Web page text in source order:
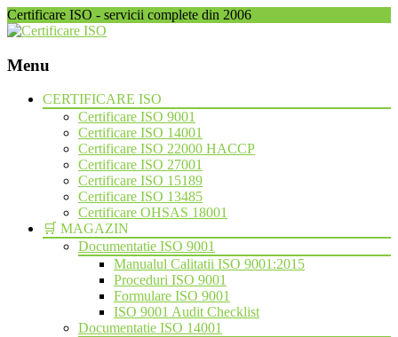
Certificare ISO - servicii complete din 2006
Menu
Skip
CERTIFICARE ISO
Certificare ISO 9001
Certificare ISO 14001
Certificare ISO 22000 HACCP
Certificare ISO 27001
Certificare ISO 15189
Certificare ISO 13485
Certificare OHSAS 18001
🛒 MAGAZIN
Documentatie ISO 9001
Manualul Calitatii ISO 9001:2015
Proceduri ISO 9001
Formulare ISO 9001
ISO 9001 Audit Checklist
Documentatie ISO 14001